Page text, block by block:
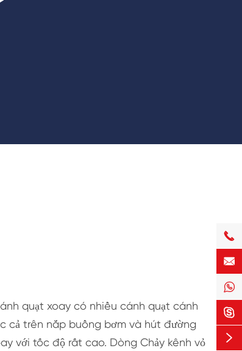
quạt xoay có nhiều cánh quạt cánh
cả trên nắp buồng bơm và hút đường
với tốc độ rất cao. Dòng Chảy kênh vỏ




